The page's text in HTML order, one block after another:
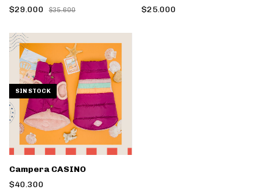
$29.000
$35.600
$25.000
SIN STOCK
Campera CASINO
$40.300